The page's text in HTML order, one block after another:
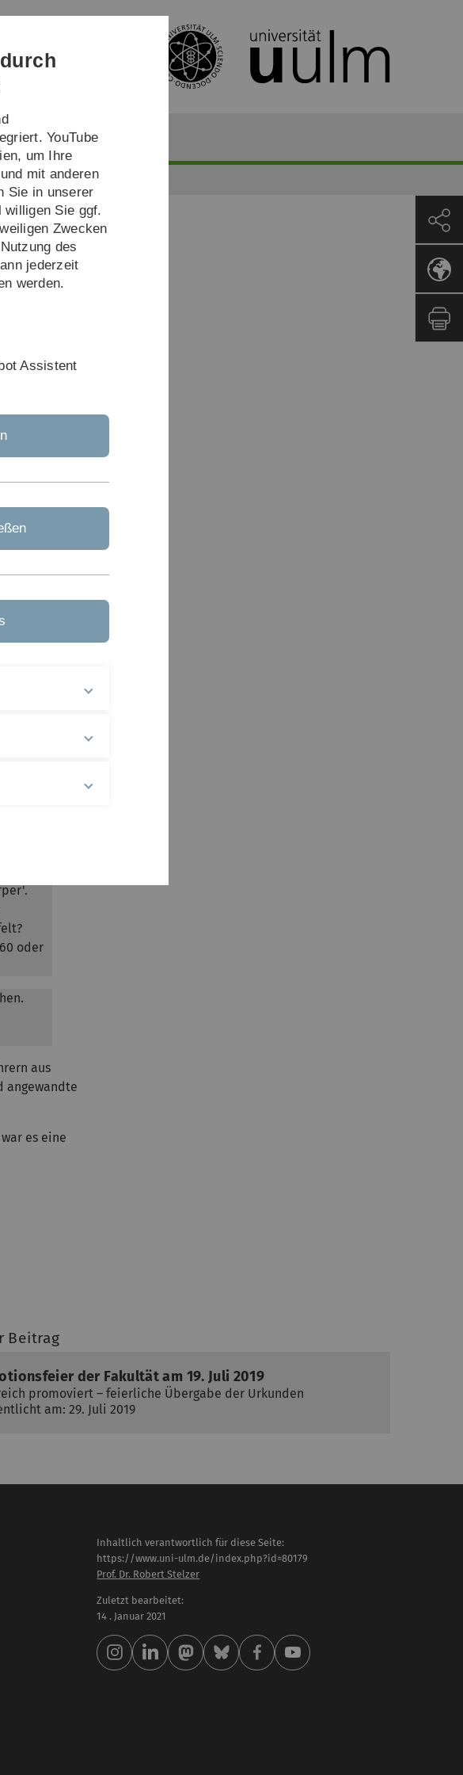
so
mit
6 auf
oder
aus
angewandte
es eine
Beitrag
der Fakultät am 19. Juli 2019
promoviert – feierliche Übergabe der Urkunden
am: 29. Juli 2019
Inhaltlich verantwortlich für diese Seite:
https://www.uni-ulm.de/index.php?id=80179
Prof. Dr. Robert Stelzer
Zuletzt bearbeitet:
14 . Januar 2021
YouTube
um Ihre
mit anderen
Sie in unserer
willigen Sie ggf.
Zwecken
des
jederzeit
werden.
Assistent